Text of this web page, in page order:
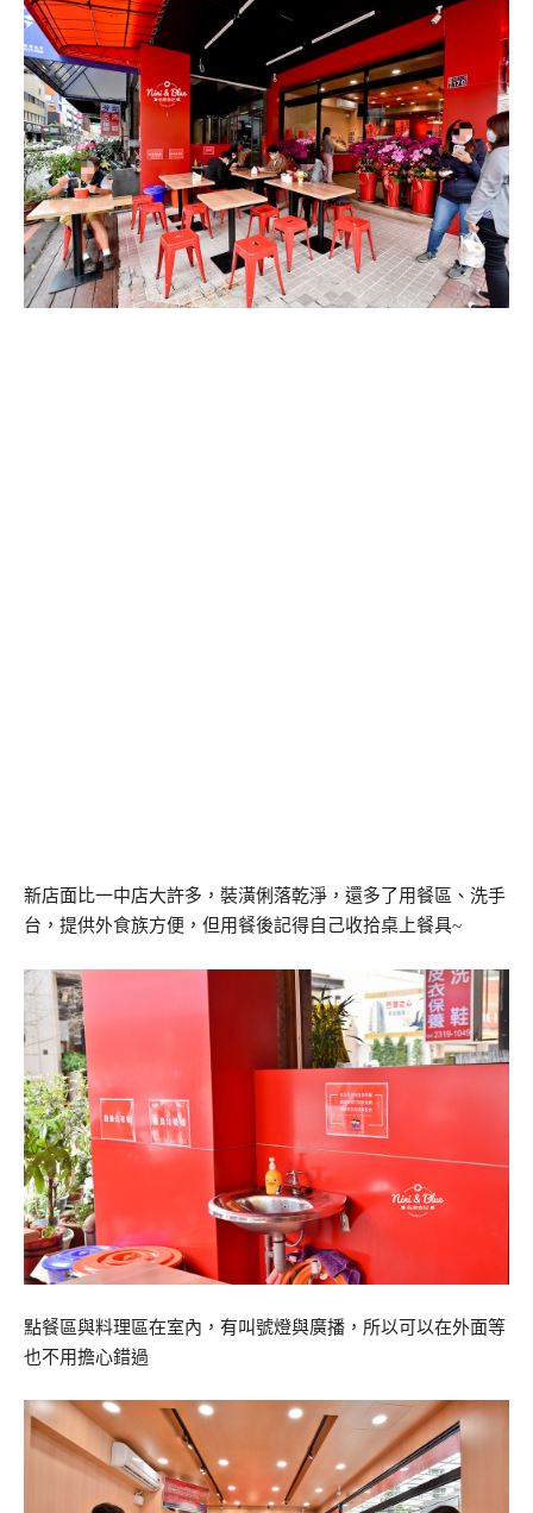
新店面比一中店大許多，裝潢俐落乾淨，還多了用餐區、洗手
台，提供外食族方便，但用餐後記得自己收拾桌上餐具~
點餐區與料理區在室內，有叫號燈與廣播，所以可以在外面等
也不用擔心錯過